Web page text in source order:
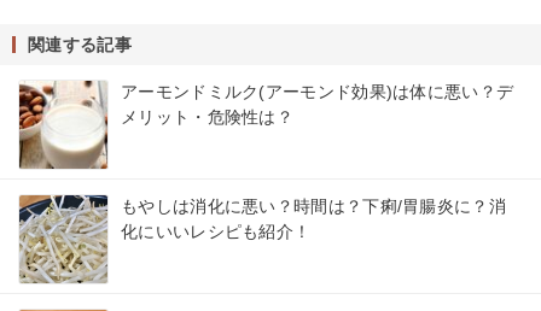
関連する記事
アーモンドミルク(アーモンド効果)は体に悪い？デ
メリット・危険性は？
もやしは消化に悪い？時間は？下痢/胃腸炎に？消
化にいいレシピも紹介！